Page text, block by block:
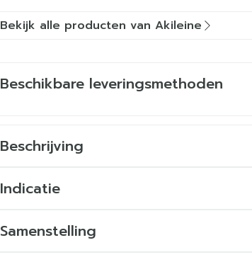
Bekijk alle producten van Akileine
Beschikbare leveringsmethoden
Beschrijving
Indicatie
Samenstelling